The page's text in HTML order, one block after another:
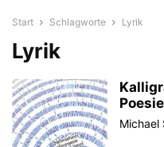
Start Schlagworte Lyrik
Lyrik
Poesie
Michael